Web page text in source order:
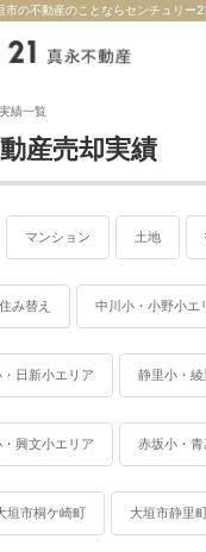
の不動産のことならセンチュリー
績一覧
産売却実績
マンション 土地
住み替え 中川小・小野小エ
日新小エリア 静里小・
興文小エリア 赤坂小・
垣市桐ケ崎町 大垣市静里